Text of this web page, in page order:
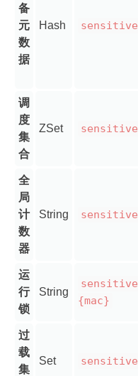
备
元
数
据
Hash
调
度
集
合
ZSet
全
局
计
数
器
String
运
行
锁
String
{mac}
过
载
集
Set